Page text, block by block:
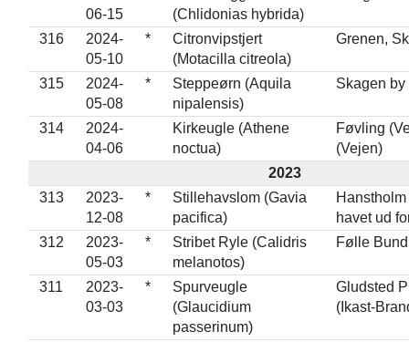
06-15
(Chlidonias hybrida)
316
2024-
05-10
*
Citronvipstjert
(Motacilla citreola)
Grenen,
315
2024-
05-08
*
Steppeørn (Aquila
nipalensis)
Skagen by
314
2024-
04-06
Kirkeugle (Athene
noctua)
Føvling
(Vejen)
2023
313
2023-
12-08
*
Stillehavslom (Gavia
pacifica)
havet ud
312
2023-
05-03
*
Stribet Ryle (Calidris
melanotos)
Følle
311
2023-
03-03
*
Spurveugle
(Glaucidium
passerinum)
Gludsted
(Ikast-